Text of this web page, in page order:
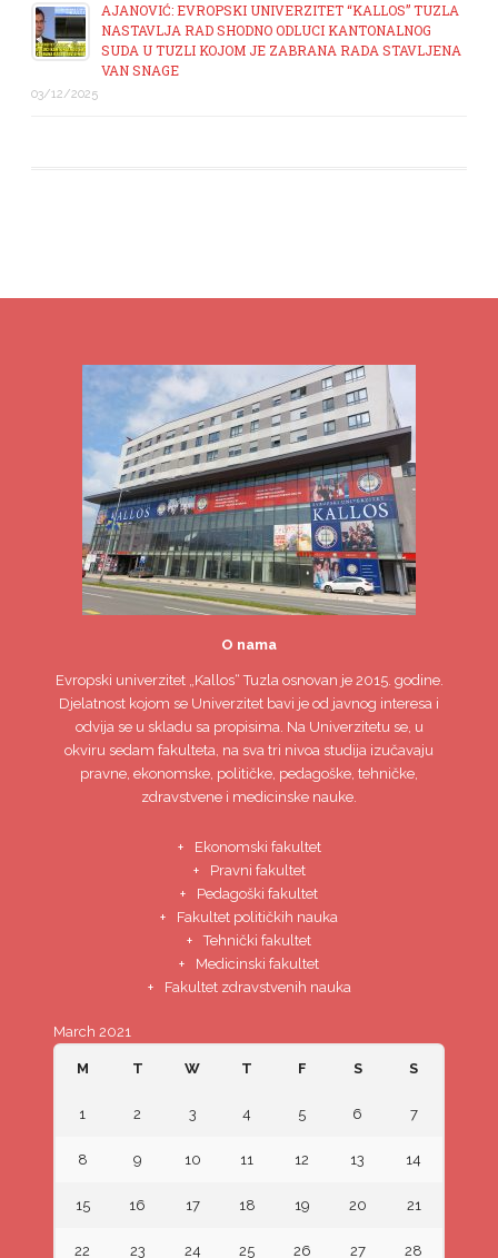
AJANOVIĆ: EVROPSKI UNIVERZITET “KALLOS” TUZLA
NASTAVLJA RAD SHODNO ODLUCI KANTONALNOG
SUDA U TUZLI KOJOM JE ZABRANA RADA STAVLJENA
VAN SNAGE
03/12/2025
O nama
Evropski univerzitet„Kallos“ Tuzla osnovan je 2015. godine.
Djelatnost kojom se Univerzitet bavi je od javnog interesa i
odvija se u skladu sa propisima. Na Univerzitetu se, u
okviru sedam fakulteta, na sva tri nivoa studija izučavaju
pravne, ekonomske, političke, pedagoške, tehničke,
zdravstvene i medicinske nauke.
Ekonomski fakultet
Pravni fakultet
Pedagoški fakultet
Fakultet političkih nauka
Tehnički fakultet
Medicinski fakultet
Fakultet zdravstvenih nauka
March 2021
M T W T F S S
1 2 3 4 5 6 7
8 9 10 11 12 13 14
15 16 17 18 19 20 21
22 23 24 25 26 27 28